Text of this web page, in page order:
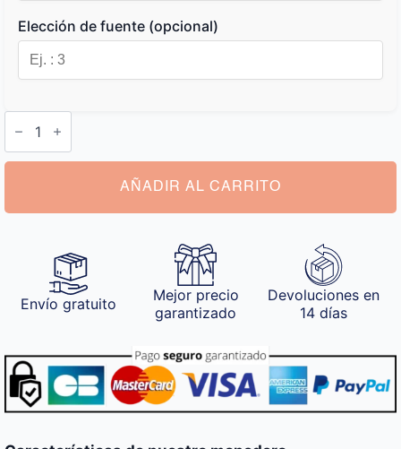
Elección de fuente (opcional)
Monedero
Personalizado
Iniciales
cantidad
AÑADIR AL CARRITO
Envío gratuito
Mejor precio
garantizado
Devoluciones en
14 días